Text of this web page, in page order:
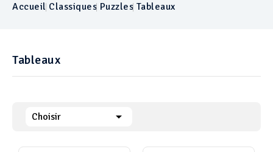
Accueil Classiques Puzzles Tableaux
Tableaux
Choisir 